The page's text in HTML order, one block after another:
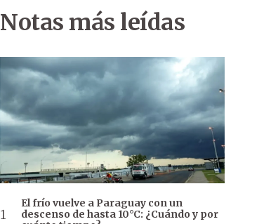
Notas más leídas
El frío vuelve a Paraguay con un
descenso de hasta 10°C: ¿Cuándo y por